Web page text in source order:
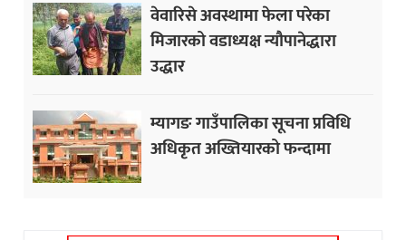
वेवारिसे अवस्थामा फेला परेका
मिजारको वडाध्यक्ष न्यौपानेद्धारा
उद्धार
म्यागङ गाउँपालिका सूचना प्रविधि
अधिकृत अख्तियारको फन्दामा